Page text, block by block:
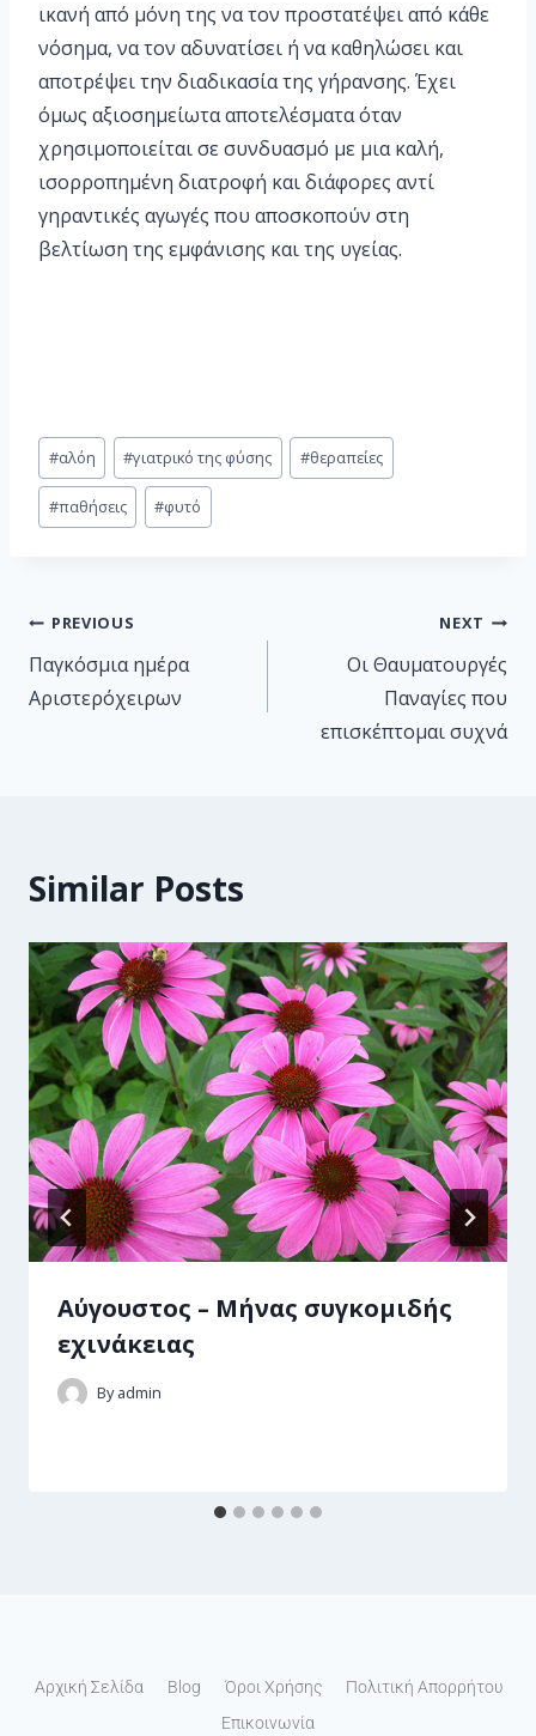
ικανή από μόνη της να τον προστατέψει από κάθε
νόσημα, να τον αδυνατίσει ή να καθηλώσει και
αποτρέψει την διαδικασία της γήρανσης. Έχει
όμως αξιοσημείωτα αποτελέσματα όταν
χρησιμοποιείται σε συνδυασμό με μια καλή,
ισορροπημένη διατροφή και διάφορες αντί
γηραντικές αγωγές που αποσκοπούν στη
βελτίωση της εμφάνισης και της υγείας.
#αλόη #γιατρικό της φύσης #θεραπείες
#παθήσεις #φυτό
PREVIOUS
Παγκόσμια ημέρα
Αριστερόχειρων
NEXT
Οι Θαυματουργές
Παναγίες που
επισκέπτομαι συχνά
Similar Posts
Αύγουστος – Μήνας συγκομιδής
εχινάκειας
By admin
Αρχική Σελίδα Blog Όροι Χρήσης
Πολιτική Απορρήτου
Επικοινωνία